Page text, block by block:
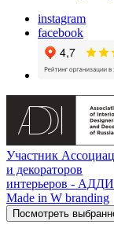
instagram
facebook
Участник
и декораторов
интерьеров - АДДИ
Made in W branding
Посмотреть